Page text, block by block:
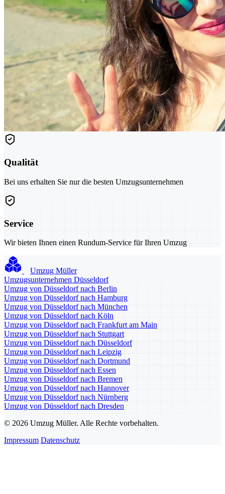
Qualität
Bei uns erhalten Sie nur die besten Umzugsunternehmen
Service
Wir bieten Ihnen einen Rundum-Service für Ihren Umzug
Umzug Müller
Umzugsunternehmen Düsseldorf
Umzug von Düsseldorf nach Berlin
Umzug von Düsseldorf nach Hamburg
Umzug von Düsseldorf nach München
Umzug von Düsseldorf nach Köln
Umzug von Düsseldorf nach Frankfurt am Main
Umzug von Düsseldorf nach Stuttgart
Umzug von Düsseldorf nach Düsseldorf
Umzug von Düsseldorf nach Leipzig
Umzug von Düsseldorf nach Dortmund
Umzug von Düsseldorf nach Essen
Umzug von Düsseldorf nach Bremen
Umzug von Düsseldorf nach Hannover
Umzug von Düsseldorf nach Nürnberg
Umzug von Düsseldorf nach Dresden
© 2026 Umzug Müller. Alle Rechte vorbehalten.
Impressum Datenschutz